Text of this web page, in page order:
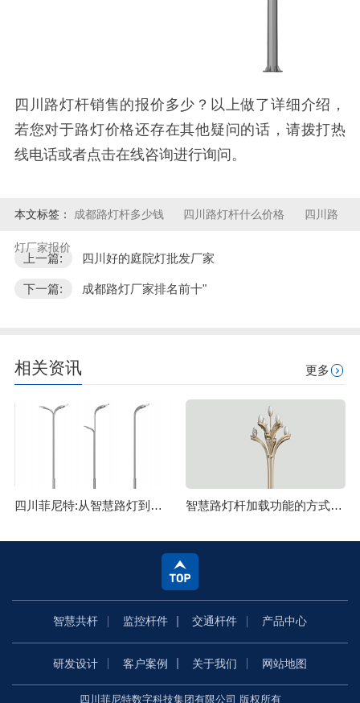
四川路灯杆销售的报价多少？以上做了详细介绍，
若您对于路灯价格还存在其他疑问的话，请拨打热
线电话或者点击在线咨询进行询问。
本文标签： 成都路灯杆多少钱 四川路灯杆什么价格 四川路
灯厂家报价
上一篇: 四川好的庭院灯批发厂家
下一篇: 成都路灯厂家排名前十"
相关资讯 更多
四川菲尼特:从智慧路灯到数字孪生再到元宇宙 智慧路灯杆加载功能的方式主要有哪些
智慧共杆 监控杆件 交通杆件 产品中心
研发设计 客户案例 关于我们 网站地图
四川菲尼特数字科技集团有限公司 版权所有